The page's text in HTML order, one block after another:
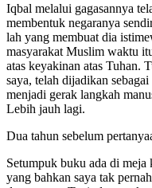
Iqbal melalui gagasannya
membentuk negaranya
lah yang membuat dia
masyarakat Muslim waktu
atas keyakinan atas Tuhan.
saya, telah dijadikan
menjadi gerak langkah
Lebih jauh lagi.
Dua tahun sebelum
Setumpuk buku ada di meja
yang bahkan saya tak